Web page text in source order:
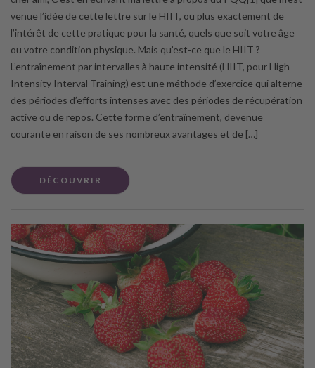
venue l’idée de cette lettre sur le HIIT, ou plus exactement de
l’intérêt de cette pratique pour la santé, quels que soit votre âge
ou votre condition physique. Mais qu’est-ce que le HIIT ?
L’entraînement par intervalles à haute intensité (HIIT, pour High-
Intensity Interval Training) est une méthode d’exercice qui alterne
des périodes d’efforts intenses avec des périodes de récupération
active ou de repos. Cette forme d’entraînement, devenue
courante en raison de ses nombreux avantages et de […]
DÉCOUVRIR